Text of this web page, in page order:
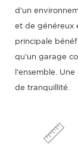
d'un
et de généreux
principale
qu'un garage
l'ensemble.
de tranquillité.